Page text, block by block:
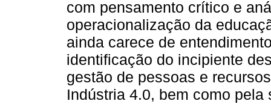
com pensamento crítico e
operacionalização da
ainda carece de
identificação do incipiente
gestão de pessoas e
Indústria 4.0, bem como